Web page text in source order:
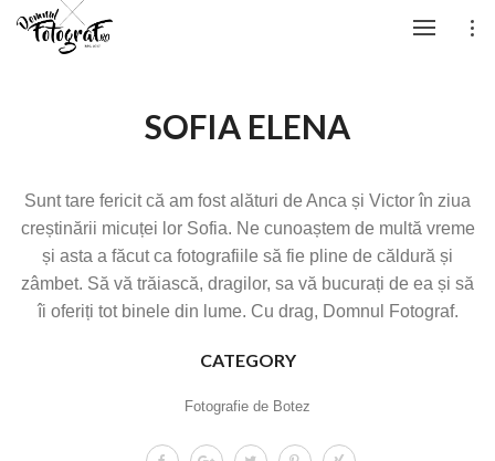
SOFIA ELENA
Sunt tare fericit că am fost alături de Anca și Victor în ziua
creștinării micuței lor Sofia. Ne cunoaștem de multă vreme
și asta a făcut ca fotografiile să fie pline de căldură și
zâmbet. Să vă trăiască, dragilor, sa vă bucurați de ea și să
îi oferiți tot binele din lume. Cu drag, Domnul Fotograf.
CATEGORY
Fotografie de Botez